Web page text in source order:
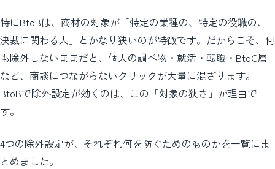
特にBtoBは、商材の対象が「特定の業種の、特定の役職の、
決裁に関わる人」とかなり狭いのが特徴です。だからこそ、何
も除外しないままだと、個人の調べ物・就活・転職・BtoC層
など、商談につながらないクリックが大量に混ざります。
BtoBで除外設定が効くのは、この「対象の狭さ」が理由で
す。
4つの除外設定が、それぞれ何を防ぐためのものかを一覧にま
とめました。